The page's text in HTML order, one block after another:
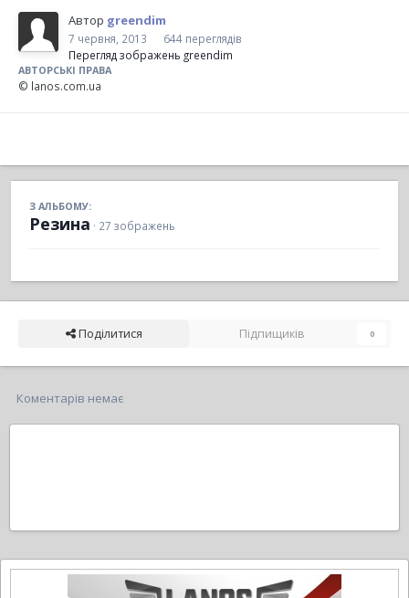
Автор greendim
7 червня, 2013
644 переглядів
Перегляд зображень greendim
АВТОРСЬКІ ПРАВА
© lanos.com.ua
З АЛЬБОМУ:
Резина · 27 зображень
Поділитися Підпищиків 0
Коментарів немає